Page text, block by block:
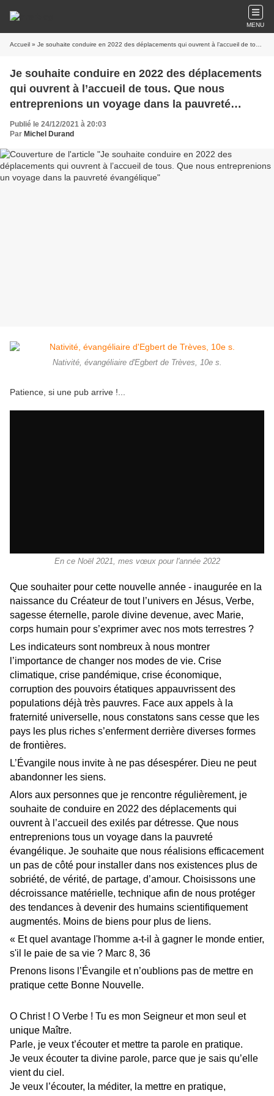
MENU
Accueil » Je souhaite conduire en 2022 des déplacements qui ouvrent à l’accueil de tous. Que nous entreprenions un voyage dans la pauvreté évangélique
Je souhaite conduire en 2022 des déplacements
qui ouvrent à l’accueil de tous. Que nous
entreprenions un voyage dans la pauvreté
évangélique
Publié le 24/12/2021 à 20:03
Par Michel Durand
Nativité, évangéliaire d'Egbert de Trèves, 10e s.
Patience, si une pub arrive !...
En ce Noël 2021, mes vœux pour l'année 2022
Que souhaiter pour cette nouvelle année - inaugurée en la
naissance du Créateur de tout l’univers en Jésus, Verbe,
sagesse éternelle, parole divine devenue, avec Marie,
corps humain pour s’exprimer avec nos mots terrestres ?
Les indicateurs sont nombreux à nous montrer
l’importance de changer nos modes de vie. Crise
climatique, crise pandémique, crise économique,
corruption des pouvoirs étatiques appauvrissent des
populations déjà très pauvres. Face aux appels à la
fraternité universelle, nous constatons sans cesse que les
pays les plus riches s’enferment derrière diverses formes
de frontières.
L’Évangile nous invite à ne pas désespérer. Dieu ne peut
abandonner les siens.
Alors aux personnes que je rencontre régulièrement, je
souhaite de conduire en 2022 des déplacements qui
ouvrent à l’accueil des exilés par détresse. Que nous
entreprenions tous un voyage dans la pauvreté
évangélique. Je souhaite que nous réalisions efficacement
un pas de côté pour installer dans nos existences plus de
sobriété, de vérité, de partage, d’amour. Choisissons une
décroissance matérielle, technique afin de nous protéger
des tendances à devenir des humains scientifiquement
augmentés. Moins de biens pour plus de liens.
« Et quel avantage l'homme a-t-il à gagner le monde entier,
s'il le paie de sa vie ? Marc 8, 36
Prenons lisons l’Évangile et n’oublions pas de mettre en
pratique cette Bonne Nouvelle.
O Christ ! O Verbe ! Tu es mon Seigneur et mon seul et
unique Maître.
Parle, je veux t’écouter et mettre ta parole en pratique.
Je veux écouter ta divine parole, parce que je sais qu’elle
vient du ciel.
Je veux l’écouter, la méditer, la mettre en pratique,